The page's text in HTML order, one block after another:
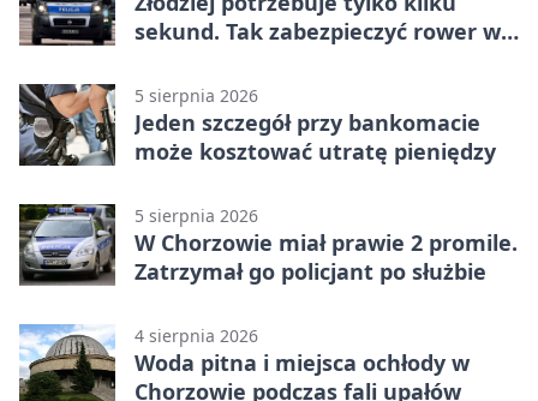
sekund. Tak zabezpieczyć rower w
5 sierpnia 2026
Jeden szczegół przy bankomacie
może kosztować utratę pieniędzy
5 sierpnia 2026
W Chorzowie miał prawie 2 promile.
Zatrzymał go policjant po służbie
4 sierpnia 2026
Woda pitna i miejsca ochłody w
Chorzowie podczas fali upałów